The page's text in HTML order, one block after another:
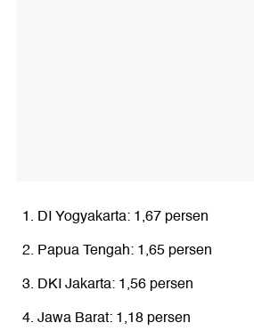
DI Yogyakarta: 1,67 persen
Papua Tengah: 1,65 persen
DKI Jakarta: 1,56 persen
Jawa Barat: 1,18 persen